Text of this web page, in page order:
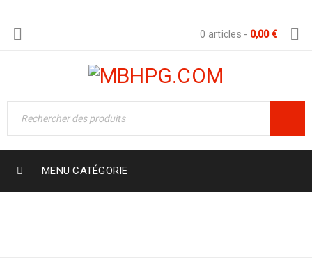
0 articles - 0,00€
MENU CATÉGORIE